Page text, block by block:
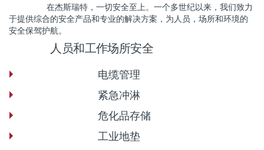
在杰斯瑞特，一切安全至上。一个多世纪以来，我们致力
于提供综合的安全产品和专业的解决方案，为人员，场所和环境的
安全保驾护航。
人员和工作场所安全
电缆管理
紧急冲淋
危化品存储
工业地垫